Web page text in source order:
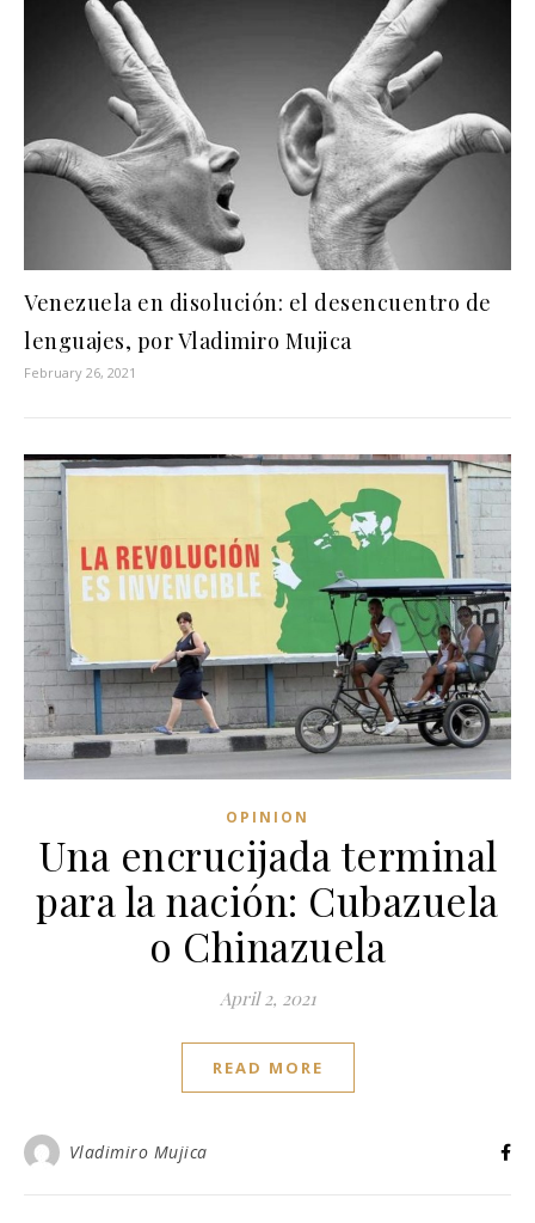
Venezuela en disolución: el desencuentro de
lenguajes, por Vladimiro Mujica
February 26, 2021
OPINION
Una encrucijada terminal
para la nación: Cubazuela
o Chinazuela
April 2, 2021
READ MORE
Vladimiro Mujica